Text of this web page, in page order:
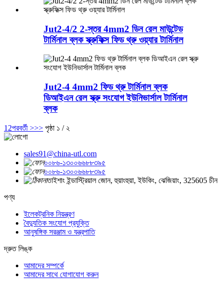
Jut2-4/2 2-স্তর 4mm2 ডিন রেল মাউন্টেড
টার্মিনাল ব্লক স্ক্রুফিক্স ফিড থ্রু ওয়্যার টার্মিনাল
Jut2-4 4mm2 ফিড ​​থ্রু টার্মিনাল ব্লক
ডিআইএন রেল স্ক্রু সংযোগ ইউনিভার্সাল টার্মিনাল
ব্লক
1 2পরবর্তী >>> পৃষ্ঠা ১ / ২
sales91@china-utl.com
০০৮৬-১৩০০৬৬৮৮৩৯৫
০০৮৬-১৩০০৬৬৮৮৩৯৫
তাইশাং ইন্ডাস্ট্রিয়াল জোন, হুয়াংহুয়া, ইউকিং, ঝেজিয়াং, 325605 চীন
পণ্য
ইলেকট্রনিক নিয়ন্ত্রণ
বৈদ্যুতিক সংযোগ প্রযুক্তি
আনুষঙ্গিক সরঞ্জাম ও যন্ত্রপাতি
দ্রুত লিঙ্ক
আমাদের সম্পর্কে
আমাদের সাথে যোগাযোগ করুন